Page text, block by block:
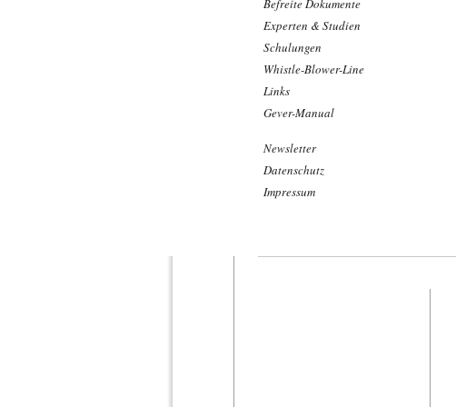
Befreite Dokumente
Experten & Studien
Schulungen
Whistle-Blower-Line
Links
Gever-Manual
Newsletter
Datenschutz
Impressum